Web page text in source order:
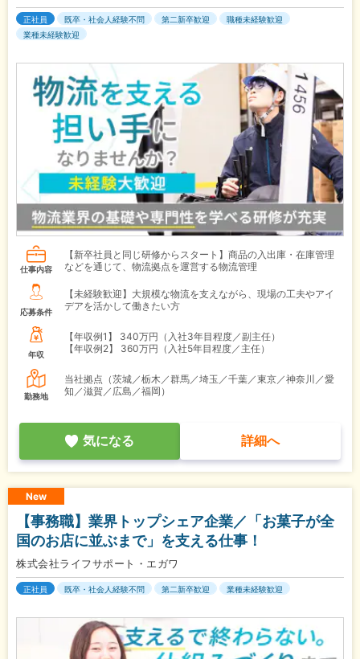
正社員 既卒・社会人経験不問 第二新卒歓迎
職種未経験歓迎
業種未経験歓迎
仕事内容
【新卒社員と同じ研修からスタート】商品の入出庫・在庫管理
などを通じて、物流拠点を運営する物流管理
応募条件
【未経験歓迎】大規模な物流を支えながら、現場の工夫やアイ
デアを活かして働きたい方
年収
【年収例1】
340万円（入社3年目程度／副主任）
【年収例2】
360万円（入社5年目程度／主任）
勤務地
当社拠点（茨城／栃木／群馬／埼玉／千葉／東京／神奈川／愛
知／滋賀／広島／福岡）
気になる 詳細へ
New
【事務職】業界トップシェア企業／「お菓子が全
国のお店に並ぶまで」を支える仕事！
株式会社ライフサポート・エガワ
正社員 既卒・社会人経験不問 第二新卒歓迎 業種未経験歓迎